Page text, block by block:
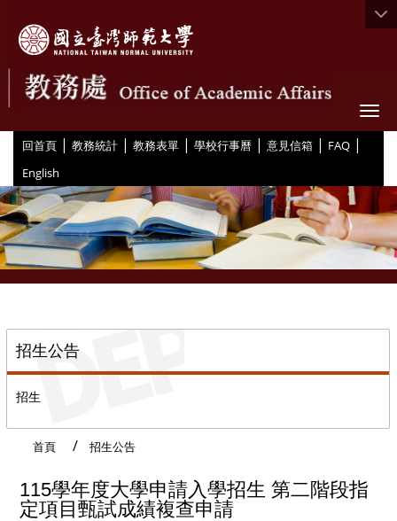
回首頁 | 教務統計 | 教務表單 | 學校行事曆 | 意見信箱 | FAQ |
English
招生公告
招生
首頁 招生公告
115學年度大學申請入學招生 第二階段指
定項目甄試成績複查申請